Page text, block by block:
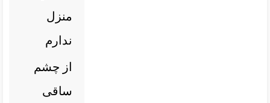
منزل
ندارم
از چشم
ساقی